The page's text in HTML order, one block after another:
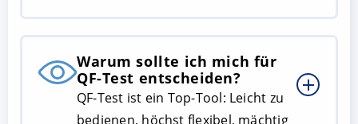
Warum sollte ich mich für
QF-Test entscheiden?
QF-Test ist ein Top-Tool: Leicht zu
bedienen, höchst flexibel, mächtig